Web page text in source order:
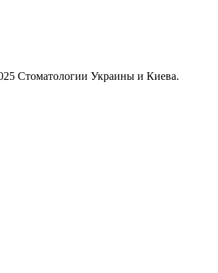
Стоматологии Украины и Киева.